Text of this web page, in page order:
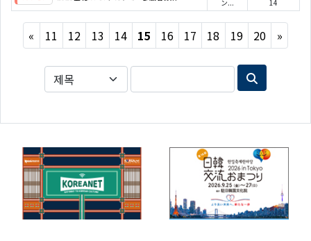
ン...
14
« Previous
11 12 13 14 15 16 17 18 19 20 »Next